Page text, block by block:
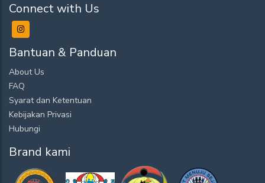
Connect with Us
Bantuan & Panduan
About Us
FAQ
Syarat dan Ketentuan
Kebijakan Privasi
Hubungi
Brand kami